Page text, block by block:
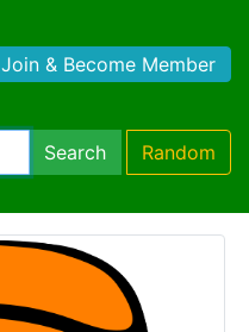
Join & Become Member
Search Random